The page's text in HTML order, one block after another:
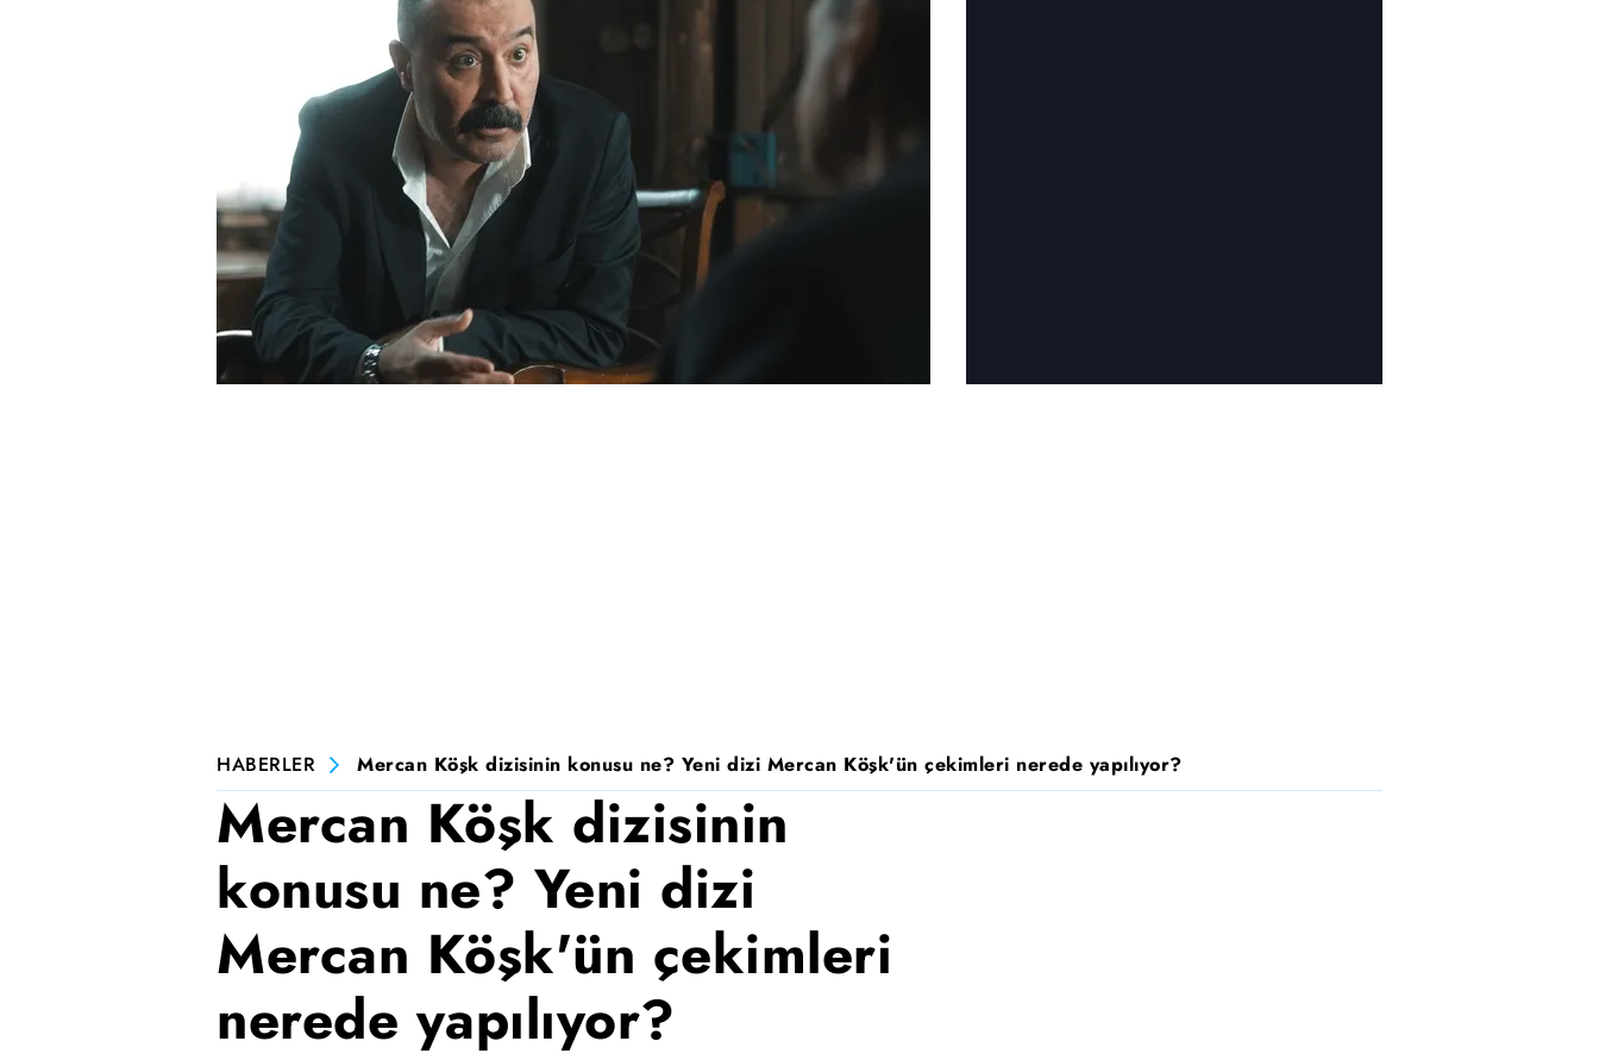
HABERLER Mercan Köşk dizisinin konusu ne? Yeni dizi Mercan Köşk'ün çekimleri nerede yapılıyor?
Mercan Köşk dizisinin
konusu ne? Yeni dizi
Mercan Köşk'ün çekimleri
nerede yapılıyor?